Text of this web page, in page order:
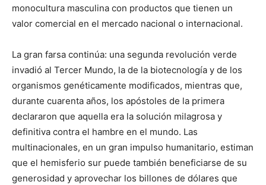
monocultura masculina con productos que tienen un
valor comercial en el mercado nacional o internacional.
La gran farsa continúa: una segunda revolución verde
invadió al Tercer Mundo, la de la biotecnología y de los
organismos genéticamente modificados, mientras que,
durante cuarenta años, los apóstoles de la primera
declararon que aquella era la solución milagrosa y
definitiva contra el hambre en el mundo. Las
multinacionales, en un gran impulso humanitario, estiman
que el hemisferio sur puede también beneficiarse de su
generosidad y aprovechar los billones de dólares que